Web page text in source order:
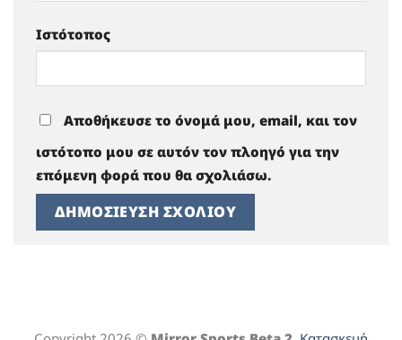
Ιστότοπος
Αποθήκευσε το όνομά μου, email, και τον
ιστότοπο μου σε αυτόν τον πλοηγό για την
επόμενη φορά που θα σχολιάσω.